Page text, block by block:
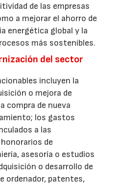
de las empresas
a mejorar el ahorro de
energética global y la
más sostenibles.
del sector
incluyen la
o mejora de
compra de nueva
los gastos
a las
de
asesoría o estudios
o desarrollo de
ordenador, patentes,